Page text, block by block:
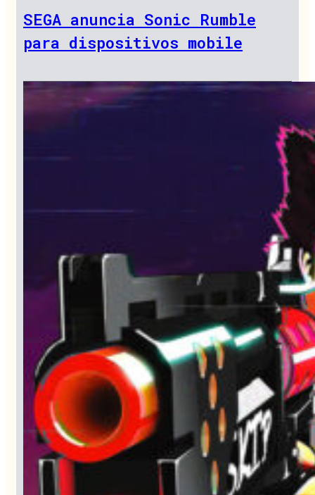
SEGA anuncia Sonic Rumble
para dispositivos mobile